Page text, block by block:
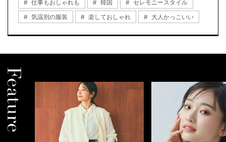
仕事もおしゃれも
韓国
セレモニースタイル
気温別の服装
楽しておしゃれ 大人かっこいい